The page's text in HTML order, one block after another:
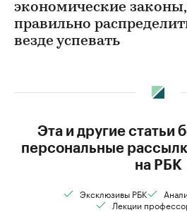
экономические
правильно
везде успевать
Эта и другие статьи
персональные
на РБК
Эксклюзивы РБК
Лекции